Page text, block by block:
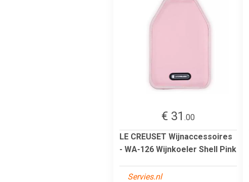
€ 31 .00
LE CREUSET Wijnaccessoires
- WA-126 Wijnkoeler Shell Pink
Servies.nl